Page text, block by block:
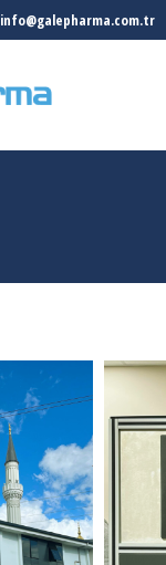
info@galepharma.com.tr